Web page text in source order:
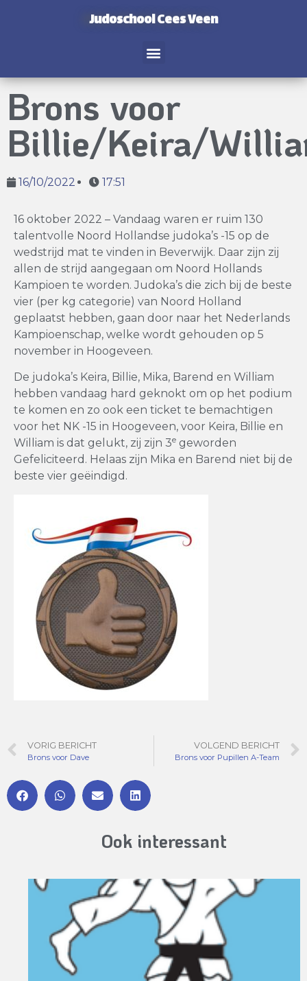
Judoschool Cees Veen
Brons voor
Billie/Keira/
16/10/2022 17:51
16 oktober 2022 – Vandaag waren er ruim 130
talentvolle Noord Hollandse judoka’s -15 op de
wedstrijd mat te vinden in Beverwijk. Daar zijn zij
allen de strijd aangegaan om Noord Hollands
Kampioen te worden. Judoka’s die zich bij de beste
vier (per kg categorie) van Noord Holland
geplaatst hebben, gaan door naar het Nederlands
Kampioenschap, welke wordt gehouden op 5
november in Hoogeveen.
De judoka’s Keira, Billie, Mika, Barend en William
hebben vandaag hard geknokt om op het podium
te komen en zo ook een ticket te bemachtigen
voor het NK -15 in Hoogeveen, voor Keira, Billie en
William is dat gelukt, zij zijn 3e geworden
Gefeliciteerd. Helaas zijn Mika en Barend niet bij de
beste vier geëindigd.
VORIG BERICHT
Brons voor Dave
VOLGEND BERICHT
Brons voor Pupillen A-Team
Ook interessant